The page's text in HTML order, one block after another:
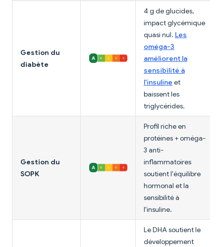
Gestion du
diabète
4 g de glucides,
impact glycémique
quasi nul. Les
oméga-3
améliorent la
sensibilité à
l'insuline et
baissent les
triglycérides.
Gestion du
SOPK
Profil riche en
protéines + oméga-
3 anti-
inflammatoires
soutient l'équilibre
hormonal et la
sensibilité à
l'insuline.
Le DHA soutient le
développement